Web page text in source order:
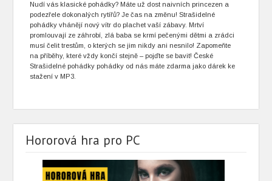
Nudí vás klasické pohádky? Máte už dost naivních princezen a
podezřele dokonalých rytířů? Je čas na změnu! Strašidelné
pohádky vhánějí nový vítr do plachet vaší zábavy. Mrtví
promlouvají ze záhrobí, zlá baba se krmí pečenými dětmi a zrádci
musí čelit trestům, o kterých se jim nikdy ani nesnilo! Zapomeňte
na příběhy, které vždy končí stejně – pojďte se bavit! České
Strašidelné pohádky pohádky od nás máte zdarma jako dárek ke
stažení v MP3.
Hororová hra pro PC